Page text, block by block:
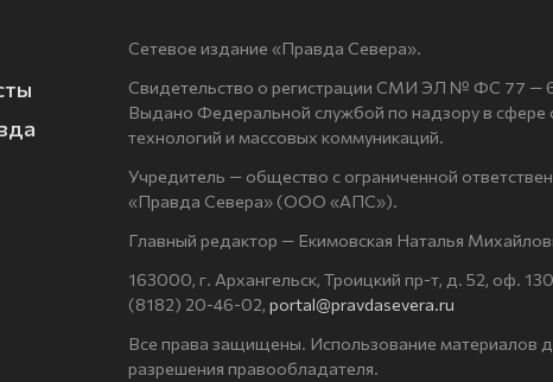
Сетевое издание «Правда Севера».
Свидетельство о регистрации СМИ ЭЛ № ФС 77 —
Выдано Федеральной службой по надзору в сфере
технологий и массовых коммуникаций.
Учредитель — общество с ограниченной
«Правда Севера» (ООО «АПС»).
Главный редактор — Екимовская Наталья
163000, г. Архангельск, Троицкий пр-т, д. 52, оф.
(8182) 20-46-02, portal@pravdasevera.ru
Все права защищены. Использование материалов
разрешения правообладателя.